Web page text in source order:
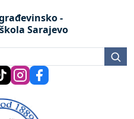
-
Sarajevo